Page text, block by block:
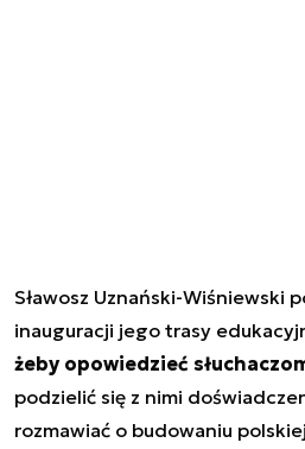
Sławosz Uznański-Wiśniewski
inauguracji jego trasy
żeby opowiedzieć
podzielić się z nimi
rozmawiać o budowaniu